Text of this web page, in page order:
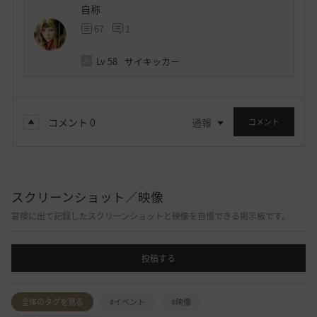
自称
67 1
Lv 58 サイキッカー
コメント 0 通報 コメント
スクリーンショット／映像
冒険に出て記録したスクリーンショットと映像を自慢できる掲示板です。
投稿する
全体のタグを見る #イベント
#映像